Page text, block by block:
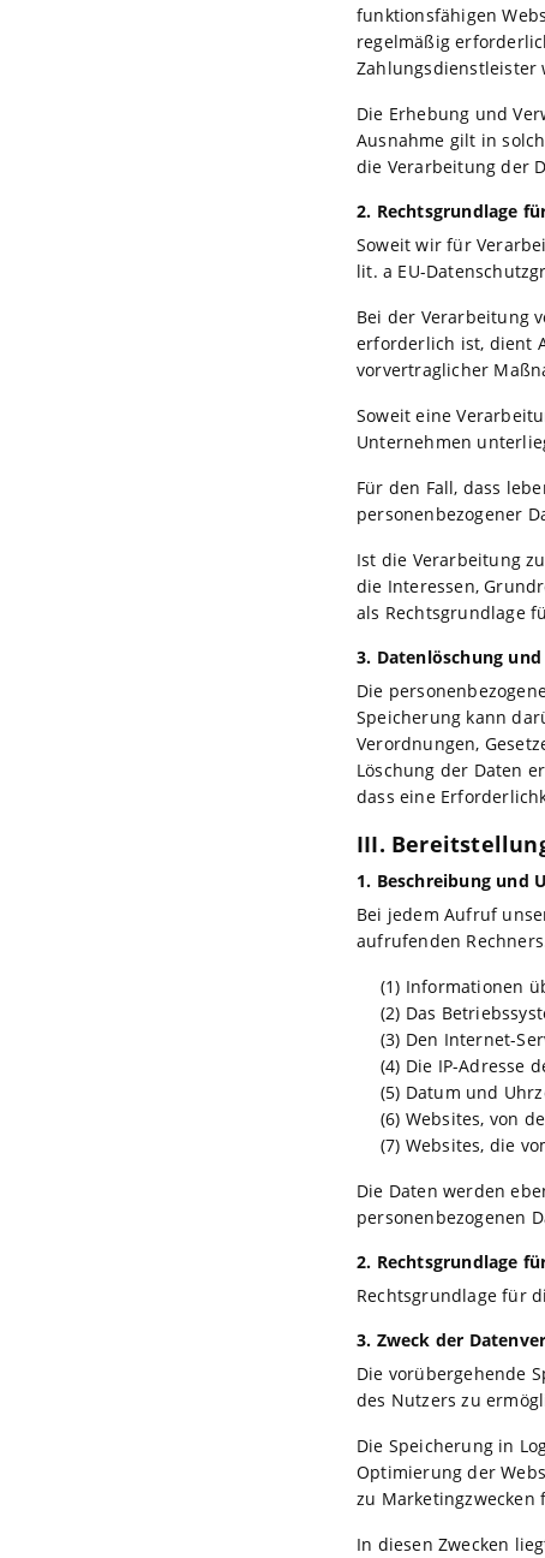
funktionsfähigen
regelmäßig
Zahlungsdienstleister
Die Erhebung und
Ausnahme gilt in
die Verarbeitung der
2. Rechtsgrundlage
Soweit wir für
lit. a EU-
Bei der Verarbeitung
erforderlich ist, dient
vorvertraglicher
Soweit eine
Unternehmen
Für den Fall, dass
personenbezogener
Ist die Verarbeitung
die Interessen,
als Rechtsgrundlage
3. Datenlöschung
Die
Speicherung kann
Verordnungen,
Löschung der Daten
dass eine
III.
1. Beschreibung und
Bei jedem Aufruf
aufrufenden
(1) Informationen
(2) Das
(3) Den Internet-
(4) Die IP-Adresse
(5) Datum und
(6) Websites, von
(7) Websites, die
Die Daten werden
personenbezogenen
2. Rechtsgrundlage
Rechtsgrundlage für
3. Zweck der
Die vorübergehende
des Nutzers zu
Die Speicherung in
Optimierung der
zu
In diesen Zwecken